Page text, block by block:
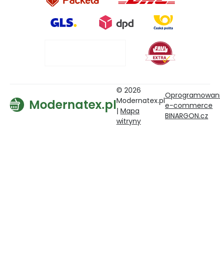
Modernatex.pl
© 2026
Modernatex.pl
| Mapa
witryny
e-commerce
BINARGON.cz